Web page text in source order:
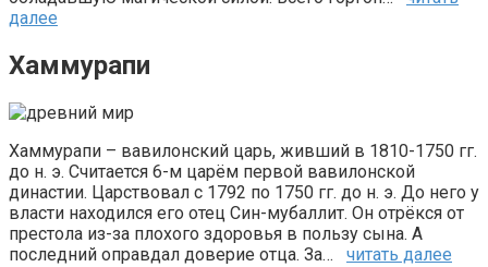
далее
Хаммурапи
Хаммурапи – вавилонский царь, живший в 1810-1750 гг.
до н. э. Считается 6-м царём первой вавилонской
династии. Царствовал с 1792 по 1750 гг. до н. э. До него у
власти находился его отец Син-мубаллит. Он отрёкся от
престола из-за плохого здоровья в пользу сына. А
последний оправдал доверие отца. За… читать далее